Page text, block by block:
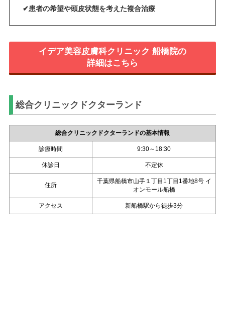
✔患者の希望や頭皮状態を考えた複合治療
イデア美容皮膚科クリニック 船橋院の
詳細はこちら
総合クリニックドクターランド
総合クリニックドクターランドの基本情報
診療時間 9:30～18:30
休診日 不定休
住所
千葉県船橋市山手１丁目1丁目1番地8号 イ
オンモール船橋
アクセス 新船橋駅から徒歩3分